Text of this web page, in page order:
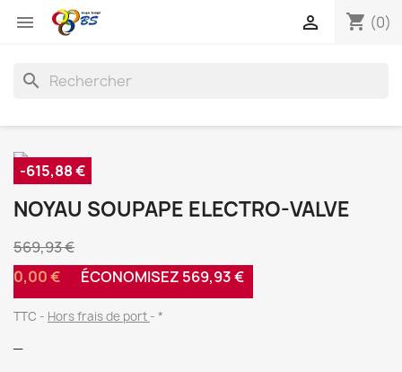
 shopping_cart (0)

search
-615,88 €
NOYAU SOUPAPE ELECTRO-VALVE
569,93 €
0,00 €
ÉCONOMISEZ 569,93 €
TTC Hors frais de port *